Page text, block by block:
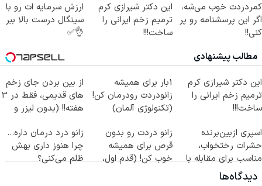
کمردردت خوب می‌شه،
اگر این پرسشنامه رو پر
کنی!!
این دکتر شیرازی کرم
ترمیم زخم ایرانی را
ساخت!!!
ارزش سرمایه ات رو با
سینگال درست بالا ببر
👌✅
مطالب پیشنهادی
این دکتر شیرازی کرم
ترمیم زخم ایرانی را
ساخت!!!
1بار برای همیشه
زانودردت رودرمان کن!
(تکنولوژی آلمان)
از بین بردن جای زخم
های قدیمی، فقط در 3
هفته!! (بدون لیزر و
اسپری ازبین‌برنده
حشرات رختخواب،
مناسب برای مقابله با
انواع ساس
زانو دردت رو بدون
قرص برای همیشه
خوب کن! (قدم اول،
زانو درد درمان داره…
چرا هنوز داری بهش
ظلم می‌کنی؟
دیدگاه‌ها